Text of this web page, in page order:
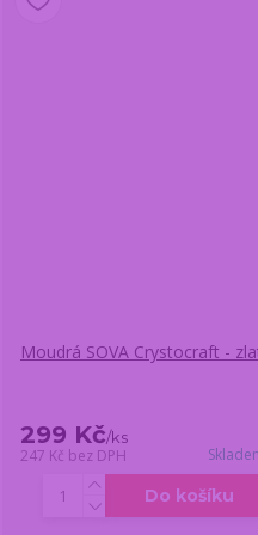
Moudrá SOVA Crystocraft -
299 Kč/ks
247 Kč bez DPH
Do košíku